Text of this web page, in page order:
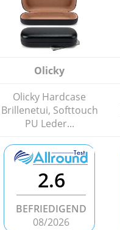
Olicky
Olicky Hardcase
Brillenetui, Softtouch
PU Leder...
2.6
BEFRIEDIGEND
08/2026